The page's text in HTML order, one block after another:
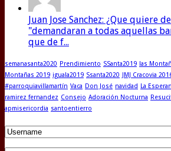
Juan Jose Sanchez: ¿Que quiere
"demandaran a todas aquellas
que de f...
semanasanta2020 Prendimiento SSanta2019 las
Montañas 2019 iguala2019 Ssanta2020 JMJ Cracovia
#parroquiavillamartín Vaca Don José navidad La
ramirez fernandez Consejo Adoración Nocturna
apmisericordia santoentierro